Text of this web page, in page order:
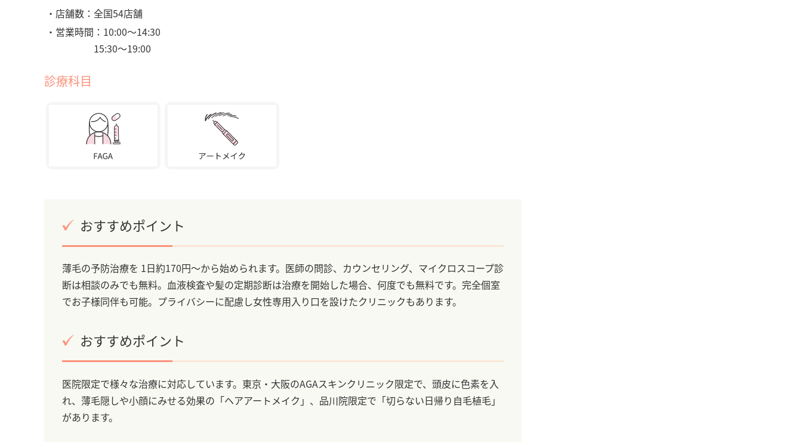
・店舗数：全国54店舗
・営業時間：10:00〜14:30
15:30〜19:00
診療科目
おすすめポイント
薄毛の予防治療を 1日約170円～から始められます。医師の問診、カウンセリング、マイクロスコープ診
断は相談のみでも無料。血液検査や髪の定期診断は治療を開始した場合、何度でも無料です。完全個室
でお子様同伴も可能。プライバシーに配慮し女性専用入り口を設けたクリニックもあります。
おすすめポイント
医院限定で様々な治療に対応しています。東京・大阪のAGAスキンクリニック限定で、頭皮に色素を入
れ、薄毛隠しや小顔にみせる効果の「ヘアアートメイク」、品川院限定で「切らない日帰り自毛植毛」
があります。